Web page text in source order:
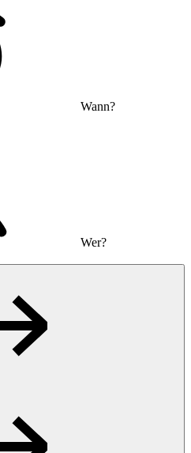
Wann?
Wer?